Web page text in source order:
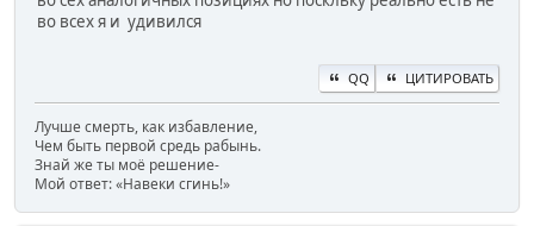
во всех я и удивился
QQ ЦИТИРОВАТЬ
Лучше смерть, как избавление,
Чем быть первой средь рабынь.
Знай же ты моё решение-
Мой ответ: «Навеки сгинь!»